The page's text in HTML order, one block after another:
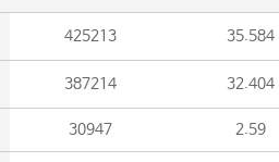
425213 35.584
387214 32.404
30947 2.59